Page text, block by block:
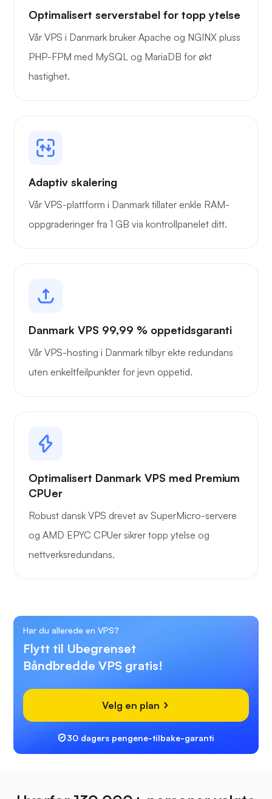
Bæremann
Optimalisert serverstabel for topp ytelse
Vår VPS i Danmark bruker Apache og NGINX pluss
PHP-FPM med MySQL og MariaDB for økt
hastighet.
Adaptiv skalering
Vår VPS-plattform i Danmark tillater enkle RAM-
oppgraderinger fra 1 GB via kontrollpanelet ditt.
Danmark VPS 99,99 % oppetidsgaranti
Vår VPS-hosting i Danmark tilbyr ekte redundans
uten enkeltfeilpunkter for jevn oppetid.
Optimalisert Danmark VPS med Premium
CPUer
Robust dansk VPS drevet av SuperMicro-servere
og AMD EPYC CPUer sikrer topp ytelse og
nettverksredundans.
Har du allerede en VPS?
Flytt til Ubegrenset
Båndbredde VPS gratis!
Velg en plan
30 dagers pengene-tilbake-garanti